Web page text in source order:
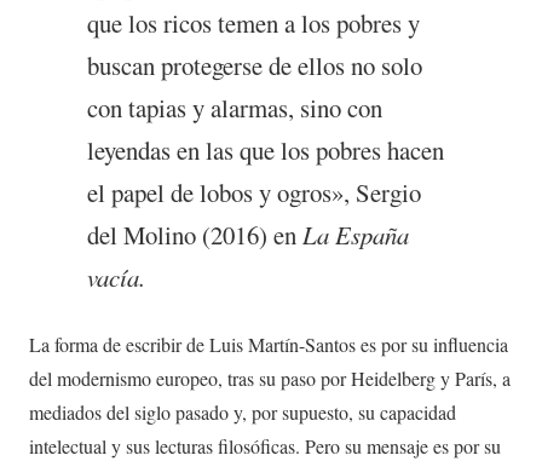
que los ricos temen a los pobres y
buscan protegerse de ellos no solo
con tapias y alarmas, sino con
leyendas en las que los pobres hacen
el papel de lobos y ogros», Sergio
del Molino (2016) enLa España
vacía.
La forma de escribir de Luis Martín-Santos es por su influencia
del modernismo europeo, tras su paso por Heidelberg y París, a
mediados del siglo pasado y, por supuesto, su capacidad
intelectual y sus lecturas filosóficas. Pero su mensaje es por su